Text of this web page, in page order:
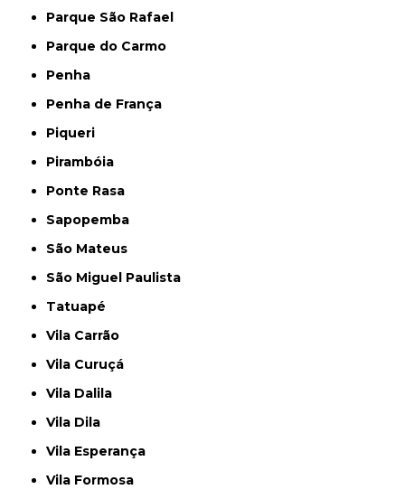
Parque São Rafael
Parque do Carmo
Penha
Penha de França
Piqueri
Pirambóia
Ponte Rasa
Sapopemba
São Mateus
São Miguel Paulista
Tatuapé
Vila Carrão
Vila Curuçá
Vila Dalila
Vila Dila
Vila Esperança
Vila Formosa